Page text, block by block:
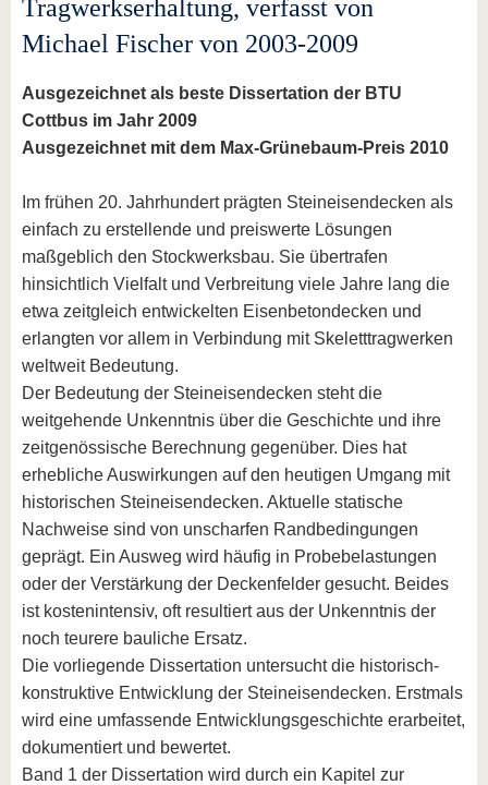
Tragwerkserhaltung, verfasst von
Michael Fischer von 2003-2009
Ausgezeichnet als beste Dissertation der BTU
Cottbus im Jahr 2009
Ausgezeichnet mit dem Max-Grünebaum-Preis 2010
Im frühen 20. Jahrhundert prägten Steineisendecken als
einfach zu erstellende und preiswerte Lösungen
maßgeblich den Stockwerksbau. Sie übertrafen
hinsichtlich Vielfalt und Verbreitung viele Jahre lang die
etwa zeitgleich entwickelten Eisenbetondecken und
erlangten vor allem in Verbindung mit Skeletttragwerken
weltweit Bedeutung.
Der Bedeutung der Steineisendecken steht die
weitgehende Unkenntnis über die Geschichte und ihre
zeitgenössische Berechnung gegenüber. Dies hat
erhebliche Auswirkungen auf den heutigen Umgang mit
historischen Steineisendecken. Aktuelle statische
Nachweise sind von unscharfen Randbedingungen
geprägt. Ein Ausweg wird häufig in Probebelastungen
oder der Verstärkung der Deckenfelder gesucht. Beides
ist kostenintensiv, oft resultiert aus der Unkenntnis der
noch teurere bauliche Ersatz.
Die vorliegende Dissertation untersucht die historisch-
konstruktive Entwicklung der Steineisendecken. Erstmals
wird eine umfassende Entwicklungsgeschichte erarbeitet,
dokumentiert und bewertet.
Band 1 der Dissertation wird durch ein Kapitel zur